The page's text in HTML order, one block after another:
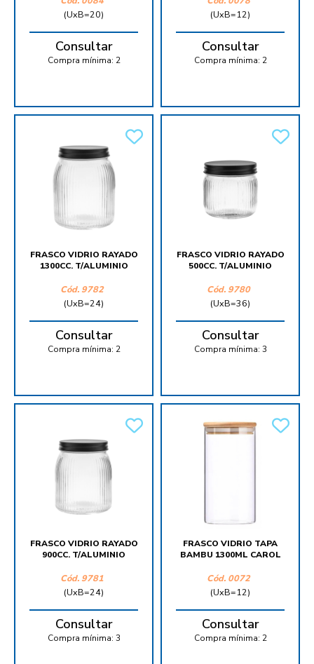
(UxB=20)
Consultar
Compra mínima: 2
(UxB=12)
Consultar
Compra mínima: 2
FRASCO VIDRIO RAYADO
1300CC. T/ALUMINIO
Cód. 9782
(UxB=24)
Consultar
Compra mínima: 2
FRASCO VIDRIO RAYADO
500CC. T/ALUMINIO
Cód. 9780
(UxB=36)
Consultar
Compra mínima: 3
FRASCO VIDRIO RAYADO
900CC. T/ALUMINIO
Cód. 9781
(UxB=24)
Consultar
Compra mínima: 3
FRASCO VIDRIO TAPA
BAMBU 1300ML CAROL
Cód. 0072
(UxB=12)
Consultar
Compra mínima: 2